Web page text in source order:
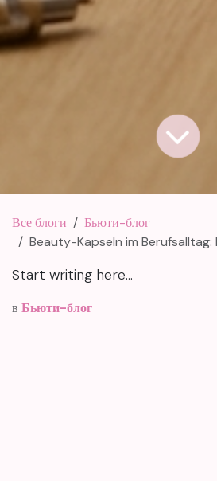
Все блоги
Бьюти-блог
Beauty-Kapseln im Berufsalltag: kurz
Start writing here...
в Бьюти-блог